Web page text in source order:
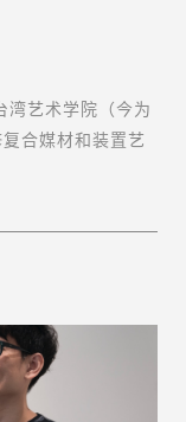
湾艺术学院（今为
合媒材和装置艺